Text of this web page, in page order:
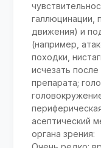
галлюцинации,
движения) и
(например,
походки,
исчезать
препарата;
асептический
органа зрения: